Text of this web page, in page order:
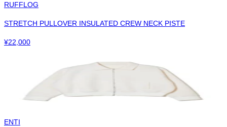
RUFFLOG
STRETCH PULLOVER INSULATED CREW NECK PISTE
¥22,000
ENTI